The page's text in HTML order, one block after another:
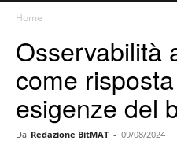
Home
Osservabilità
come
esigenze del
Da Redazione BitMAT - 09/08/2024